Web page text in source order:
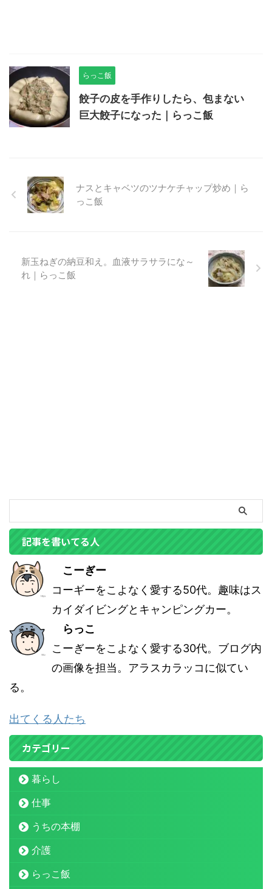
らっこ飯
餃子の皮を手作りしたら、包まない
巨大餃子になった｜らっこ飯
ナスとキャベツのツナケチャップ炒め｜ら
っこ飯
新玉ねぎの納豆和え。血液サラサラにな～
れ｜らっこ飯
記事を書いてる人
こーぎー
コーギーをこよなく愛する50代。趣味はス
カイダイビングとキャンピングカー。
らっこ
こーぎーをこよなく愛する30代。ブログ内
の画像を担当。アラスカラッコに似てい
る。
出てくる人たち
カテゴリー
暮らし
仕事
うちの本棚
介護
らっこ飯